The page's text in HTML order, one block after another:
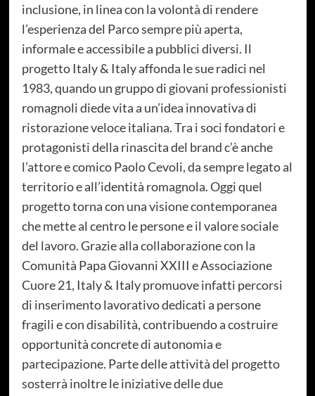
inclusione, in linea con la volontà di rendere
l’esperienza del Parco sempre più aperta,
informale e accessibile a pubblici diversi. Il
progetto Italy & Italy affonda le sue radici nel
1983, quando un gruppo di giovani professionisti
romagnoli diede vita a un’idea innovativa di
ristorazione veloce italiana. Tra i soci fondatori e
protagonisti della rinascita del brand c’è anche
l’attore e comico Paolo Cevoli, da sempre legato al
territorio e all’identità romagnola. Oggi quel
progetto torna con una visione contemporanea
che mette al centro le persone e il valore sociale
del lavoro. Grazie alla collaborazione con la
Comunità Papa Giovanni XXIII e Associazione
Cuore 21, Italy & Italy promuove infatti percorsi
di inserimento lavorativo dedicati a persone
fragili e con disabilità, contribuendo a costruire
opportunità concrete di autonomia e
partecipazione. Parte delle attività del progetto
sosterrà inoltre le iniziative delle due